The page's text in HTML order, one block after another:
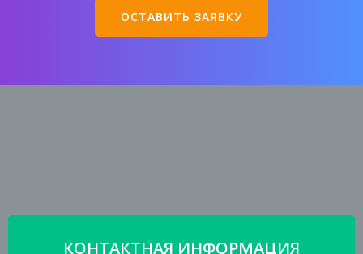
ОСТАВИТЬ ЗАЯВКУ
КОНТАКТНАЯ ИНФОРМАЦИЯ